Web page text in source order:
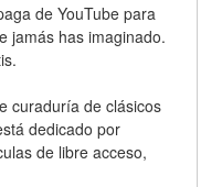
de YouTube para
jamás has imaginado.
curaduría de clásicos
dedicado por
de libre acceso,